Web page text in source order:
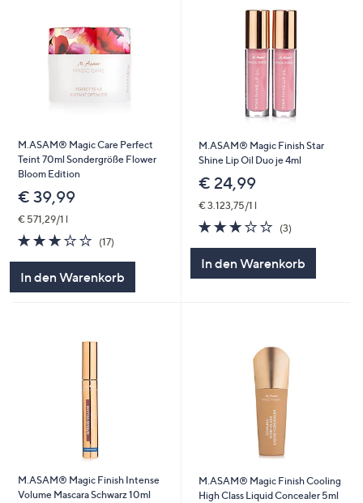
M.ASAM® Magic Care Perfect
Teint 70ml Sondergröße Flower
Bloom Edition
€ 39,99
€ 571,29/1 l
3.1
von
(17)17
In den Warenkorb
M.ASAM® Magic Finish Star
Shine Lip Oil Duo je 4ml
€ 24,99
€ 3.123,75/1 l
3.0
von
(3)3
In den Warenkorb
M.ASAM® Magic Finish Intense
Volume Mascara Schwarz 10ml
M.ASAM® Magic Finish Cooling
High Class Liquid Concealer 5ml